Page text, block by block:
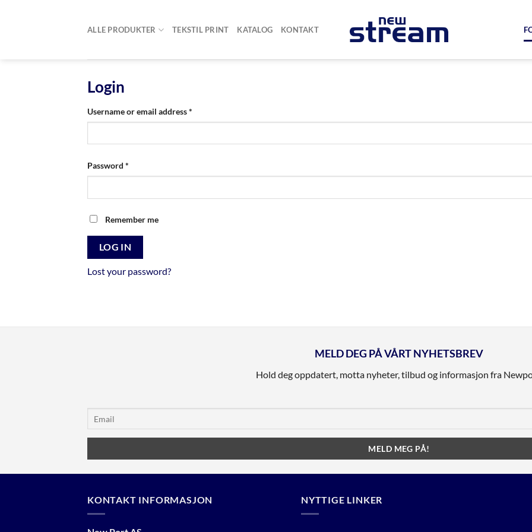
ALLE PRODUKTER TEKSTIL PRINT KATALOG KONTAKT
Login
Username or email address*
Password *
Remember me
LOG IN
Lost your password?
MELD DEG PÅ VÅRT NYHETSBREV
Hold deg oppdatert, motta nyheter, tilbud og informasjon fra
KONTAKT INFORMASJON NYTTIGE LINKER